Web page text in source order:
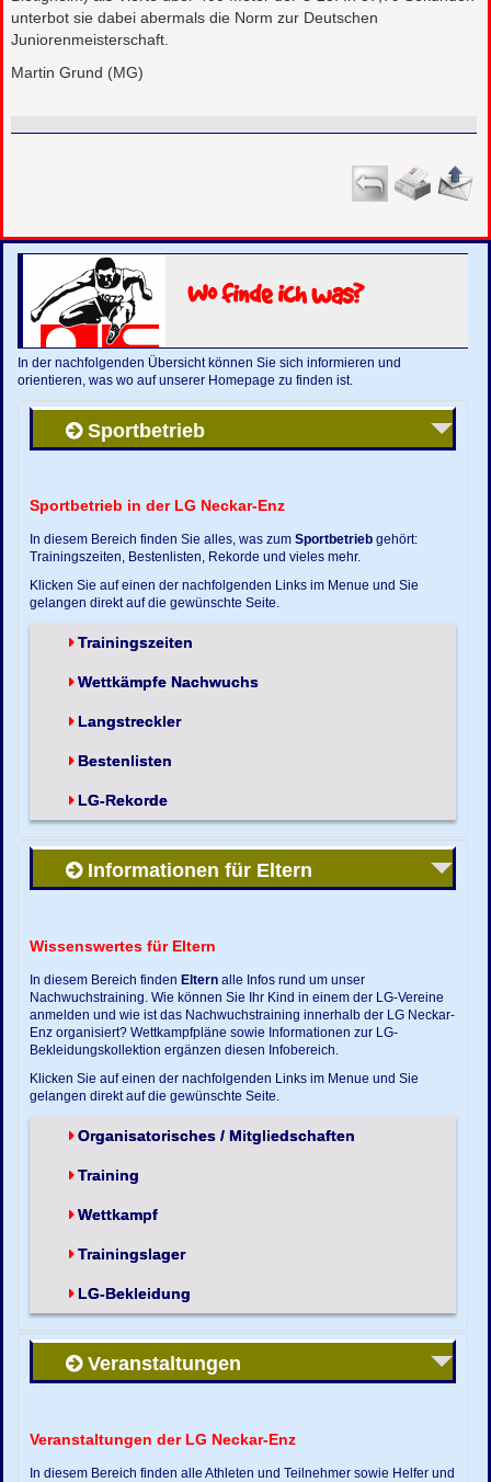
unterbot sie dabei abermals die Norm zur Deutschen
Juniorenmeisterschaft.
Martin Grund (MG)
Wo finde ich was?
In der nachfolgenden Übersicht können Sie sich informieren und
orientieren, was wo auf unserer Homepage zu finden ist.
Sportbetrieb
Sportbetrieb in der LG Neckar-Enz
In diesem Bereich finden Sie alles, was zumSportbetrieb gehört:
Trainingszeiten, Bestenlisten, Rekorde und vieles mehr.
Klicken Sie auf einen der nachfolgenden Links im Menue und Sie
gelangen direkt auf die gewünschte Seite.
Trainingszeiten
Wettkämpfe Nachwuchs
Langstreckler
Bestenlisten
LG-Rekorde
Informationen für Eltern
Wissenswertes für Eltern
In diesem Bereich finden Eltern alle Infos rund um unser
Nachwuchstraining. Wie können Sie Ihr Kind in einem der LG-Vereine
anmelden und wie ist das Nachwuchstraining innerhalb der LG Neckar-
Enz organisiert? Wettkampfpläne sowie Informationen zur LG-
Bekleidungskollektion ergänzen diesen Infobereich.
Klicken Sie auf einen der nachfolgenden Links im Menue und Sie
gelangen direkt auf die gewünschte Seite.
Organisatorisches / Mitgliedschaften
Training
Wettkampf
Trainingslager
LG-Bekleidung
Veranstaltungen
Veranstaltungen der LG Neckar-Enz
In diesem Bereich finden alle Athleten und Teilnehmer sowie Helfer und